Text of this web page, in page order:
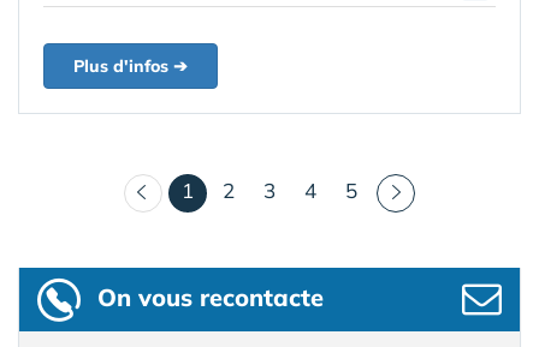
Plus d'infos ➔
1 (courant)
2 3 4 5
On vous recontacte